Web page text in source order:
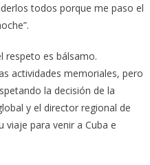
todos porque me paso el
respeto es bálsamo.
actividades memoriales, pero
la decisión de la
y el director regional de
viaje para venir a Cuba e